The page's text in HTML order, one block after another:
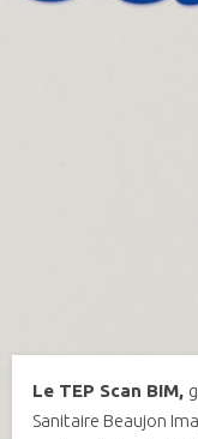
Le TEP Scan BIM,
Sanitaire Beaujon